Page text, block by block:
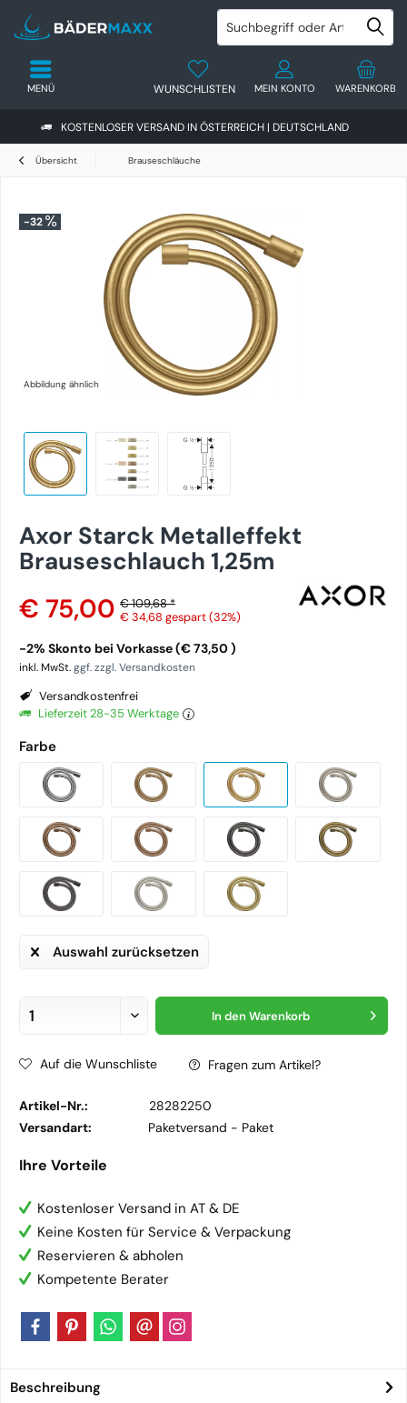
KOSTENLOSER VERSAND IN ÖSTERREICH | DEUTSCHLAND
WARENKORB
WUNSCHLISTEN MEIN KONTO
MENÜ
Übersicht Brauseschläuche
-32
Abbildung ähnlich
Axor Starck Metalleffekt
Brauseschlauch 1,25m
€ 75,00 € 109,68 *
€ 34,68 gespart (32%)
-2% Skonto bei Vorkasse (€ 73,50 )
inkl. MwSt.ggf. zzgl. Versandkosten
Versandkostenfrei
Lieferzeit 28-35 Werktage
Farbe
Auswahl zurücksetzen
In den Warenkorb
Auf die Wunschliste Fragen zum Artikel?
Artikel-Nr.:
28282250
Versandart:
Paketversand - Paket
Ihre Vorteile
Kostenloser Versand in AT & DE
Keine Kosten für Service & Verpackung
Reservieren & abholen
Kompetente Berater
Beschreibung